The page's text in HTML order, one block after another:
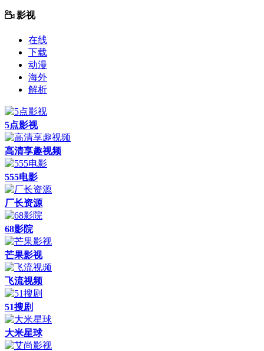
影视
在线
下载
动漫
海外
解析
5点影视
高清享趣视频
555电影
厂长资源
68影院
芒果影视
飞流视频
51搜剧
大米星球